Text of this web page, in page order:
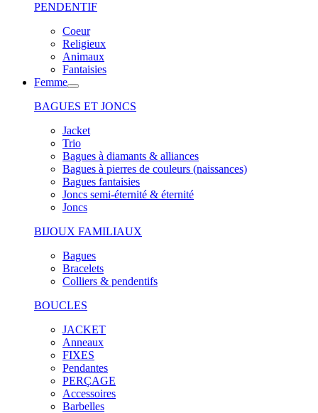
PENDENTIF
Coeur
Religieux
Animaux
Fantaisies
Femme
BAGUES ET JONCS
Jacket
Trio
Bagues à diamants & alliances
Bagues à pierres de couleurs (naissances)
Bagues fantaisies
Joncs semi-éternité & éternité
Joncs
BIJOUX FAMILIAUX
Bagues
Bracelets
Colliers & pendentifs
BOUCLES
JACKET
Anneaux
FIXES
Pendantes
PERÇAGE
Accessoires
Barbelles